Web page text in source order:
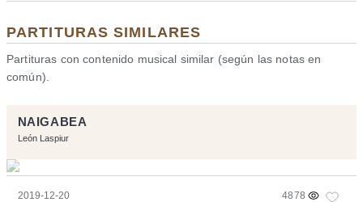
PARTITURAS SIMILARES
Partituras con contenido musical similar (según las notas en
común).
NAIGABEA
León Laspiur
2019-12-20 4878